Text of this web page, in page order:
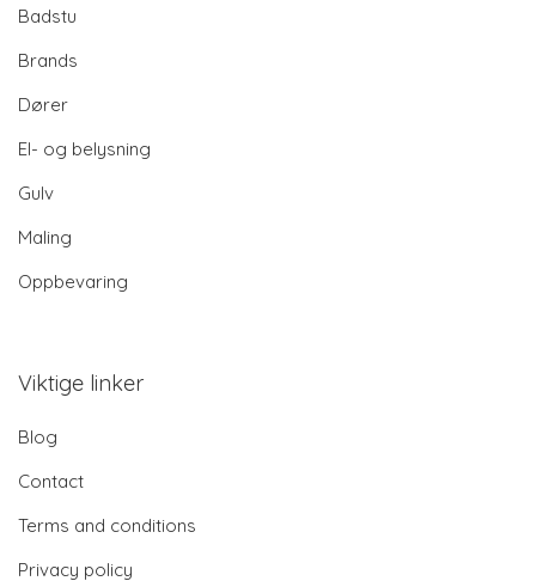
Badstu
Brands
Dører
El- og belysning
Gulv
Maling
Oppbevaring
Viktige linker
Blog
Contact
Terms and conditions
Privacy policy